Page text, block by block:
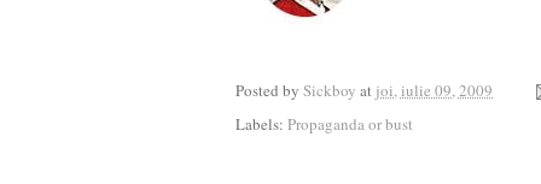
Posted by Sickboy at joi, iulie 09, 2009
Labels: Propaganda or bust